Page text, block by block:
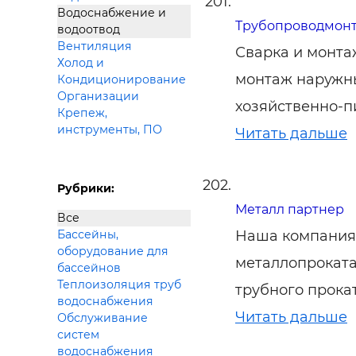
Водоснабжение и
водоотвод
Вентиляция
Холод и
Кондиционирование
Организации
Крепеж,
инструменты, ПО
Рубрики:
Все
Бассейны,
оборудование для
бассейнов
Теплоизоляция труб
водоснабжения
Обслуживание
систем
водоснабжения
Сварка и
монтаж
хозяйственно-
Читать дальше
Металл партнер
Наша компания
трубного
Читать дальше